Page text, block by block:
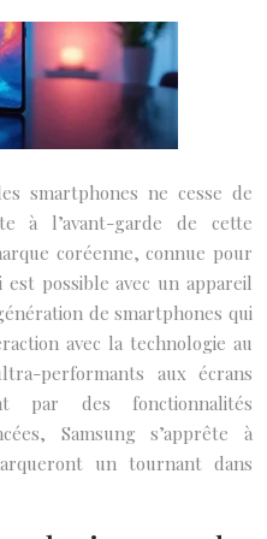
smartphones ne cesse de
à l’avant-garde de cette
coréenne, connue pour
possible avec un appareil
de smartphones qui
avec la technologie au
performants aux écrans
par des fonctionnalités
Samsung s’apprête à
un tournant dans